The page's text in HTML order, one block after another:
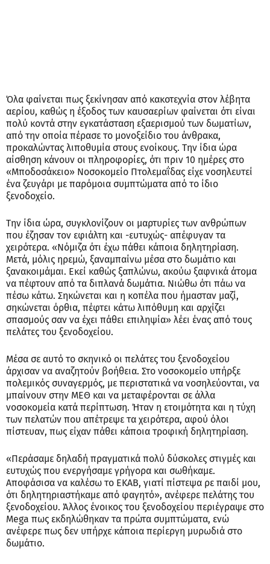
Όλα φαίνεται πως ξεκίνησαν από κακοτεχνία στον λέβητα
αερίου, καθώς η έξοδος των καυσαερίων φαίνεται ότι είναι
πολύ κοντά στην εγκατάσταση εξαερισμού των δωματίων,
από την οποία πέρασε το μονοξείδιο του άνθρακα,
προκαλώντας λιποθυμία στους ενοίκους. Την ίδια ώρα
αίσθηση κάνουν οι πληροφορίες, ότι πριν 10 ημέρες στο
«Μποδοσάκειο» Νοσοκομείο Πτολεμαΐδας είχε νοσηλευτεί
ένα ζευγάρι με παρόμοια συμπτώματα από το ίδιο
ξενοδοχείο.
Την ίδια ώρα, συγκλονίζουν οι μαρτυρίες των ανθρώπων
που έζησαν τον εφιάλτη και -ευτυχώς- απέφυγαν τα
χειρότερα. «Νόμιζα ότι έχω πάθει κάποια δηλητηρίαση.
Μετά, μόλις ηρεμώ, ξαναμπαίνω μέσα στο δωμάτιο και
ξανακοιμάμαι. Εκεί καθώς ξαπλώνω, ακούω ξαφνικά άτομα
να πέφτουν από τα διπλανά δωμάτια. Νιώθω ότι πάω να
πέσω κάτω. Σηκώνεται και η κοπέλα που ήμασταν μαζί,
σηκώνεται όρθια, πέφτει κάτω λιπόθυμη και αρχίζει
σπασμούς σαν να έχει πάθει επιληψία» λέει ένας από τους
πελάτες του ξενοδοχείου.
Μέσα σε αυτό το σκηνικό οι πελάτες του ξενοδοχείου
άρχισαν να αναζητούν βοήθεια. Στο νοσοκομείο υπήρξε
πολεμικός συναγερμός, με περιστατικά να νοσηλεύονται, να
μπαίνουν στην ΜΕΘ και να μεταφέρονται σε άλλα
νοσοκομεία κατά περίπτωση. Ήταν η ετοιμότητα και η τύχη
των πελατών που απέτρεψε τα χειρότερα, αφού όλοι
πίστευαν, πως είχαν πάθει κάποια τροφική δηλητηρίαση.
«Περάσαμε δηλαδή πραγματικά πολύ δύσκολες στιγμές και
ευτυχώς που ενεργήσαμε γρήγορα και σωθήκαμε.
Αποφάσισα να καλέσω το ΕΚΑΒ, γιατί πίστεψα ρε παιδί μου,
ότι δηλητηριαστήκαμε από φαγητό», ανέφερε πελάτης του
ξενοδοχείου. Άλλος ένοικος του ξενοδοχείου περιέγραψε στο
Mega πως εκδηλώθηκαν τα πρώτα συμπτώματα, ενώ
ανέφερε πως δεν υπήρχε κάποια περίεργη μυρωδιά στο
δωμάτιο.